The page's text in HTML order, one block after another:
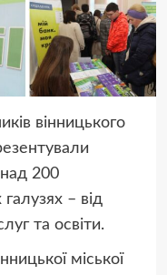
вінницького
200
– від
та освіти.
міської